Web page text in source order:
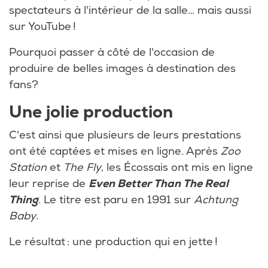
spectateurs à l'intérieur de la salle… mais aussi
sur YouTube !
Pourquoi passer à côté de l'occasion de
produire de belles images à destination des
fans?
Une jolie production
C'est ainsi que plusieurs de leurs prestations
ont été captées et mises en ligne. Après Zoo
Station et The Fly, les Écossais ont mis en ligne
leur reprise de Even Better Than The Real
Thing. Le titre est paru en 1991 sur Achtung
Baby.
Le résultat : une production qui en jette !